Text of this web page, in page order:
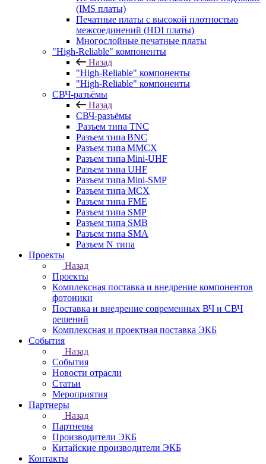
(IMS платы)
Печатные платы с высокой плотностью
межсоединений (HDI платы)
Многослойные печатные платы
"High-Reliable" компоненты
Назад
"High-Reliable" компоненты
"High-Reliable" компоненты
СВЧ-разъёмы
Назад
СВЧ-разъёмы
Разъем типа TNC
Разъем типа BNC
Разъем типа MMCX
Разъем типа Mini-UHF
Разъем типа UHF
Разъем типа Mini-SMP
Разъем типа MCX
Разъем типа FME
Разъем типа SMP
Разъем типа SMB
Разъем типа SMA
Разъем N типа
Проекты
Назад
Проекты
Комплексная поставка и внедрение компонентов
фотоники
Поставка и внедрение современных ВЧ и СВЧ
решений
Комплексная и проектная поставка ЭКБ
События
Назад
События
Новости отрасли
Статьи
Мероприятия
Партнеры
Назад
Партнеры
Производители ЭКБ
Китайские производители ЭКБ
Контакты